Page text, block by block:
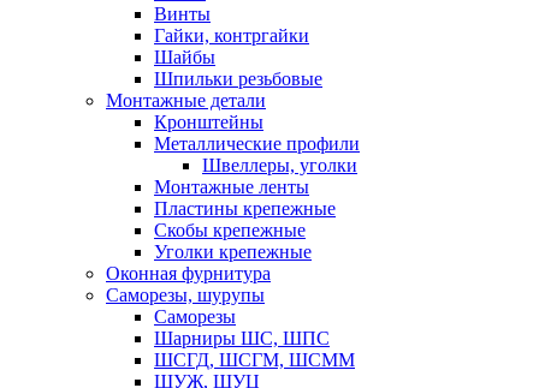
Винты
Гайки, контргайки
Шайбы
Шпильки резьбовые
Монтажные детали
Кронштейны
Металлические профили
Швеллеры, уголки
Монтажные ленты
Пластины крепежные
Скобы крепежные
Уголки крепежные
Оконная фурнитура
Саморезы, шурупы
Саморезы
Шарниры ШС, ШПС
ШСГД, ШСГМ, ШСММ
ШУЖ, ШУЦ